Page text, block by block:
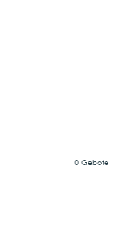
0 Gebote